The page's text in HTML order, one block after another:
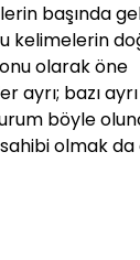
başında
kelimelerin
olarak öne
ayrı; bazı ayrı
böyle
sahibi olmak